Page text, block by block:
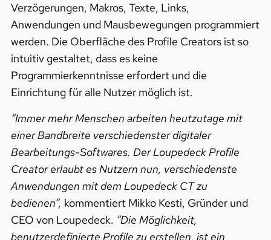
Verzögerungen, Makros, Texte, Links,
Anwendungen und Mausbewegungen programmiert
werden. Die Oberfläche des Profile Creators ist so
intuitiv gestaltet, dass es keine
Programmierkenntnisse erfordert und die
Einrichtung für alle Nutzer möglich ist.
“Immer mehr Menschen arbeiten heutzutage mit
einer Bandbreite verschiedenster digitaler
Bearbeitungs-Softwares. Der Loupedeck Profile
Creator erlaubt es Nutzern nun, verschiedenste
Anwendungen mit dem Loupedeck CT zu
bedienen”, kommentiert Mikko Kesti, Gründer und
CEO von Loupedeck. “Die Möglichkeit,
benutzerdefinierte Profile zu erstellen, ist ein